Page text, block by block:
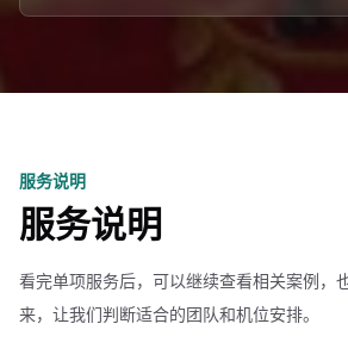
服务说明
服务说明
看完单项服务后，可以继续查看相关案例，
来，让我们判断适合的团队和机位安排。